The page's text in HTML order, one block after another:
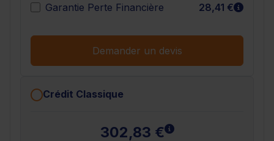
Garantie Perte Financière
28,41 € En
Demander un devis
Crédit Classique
302,83 € En savoir plus